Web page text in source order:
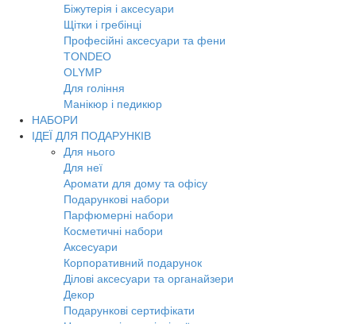
Біжутерія і аксесуари
Щітки і гребінці
Професійні аксесуари та фени
TONDEO
OLYMP
Для гоління
Манікюр і педикюр
НАБОРИ
ІДЕЇ ДЛЯ ПОДАРУНКІВ
Для нього
Для неї
Аромати для дому та офісу
Подарункові набори
Парфюмерні набори
Косметичні набори
Аксесуари
Корпоративний подарунок
Ділові аксесуари та органайзери
Декор
Подарункові сертифікати